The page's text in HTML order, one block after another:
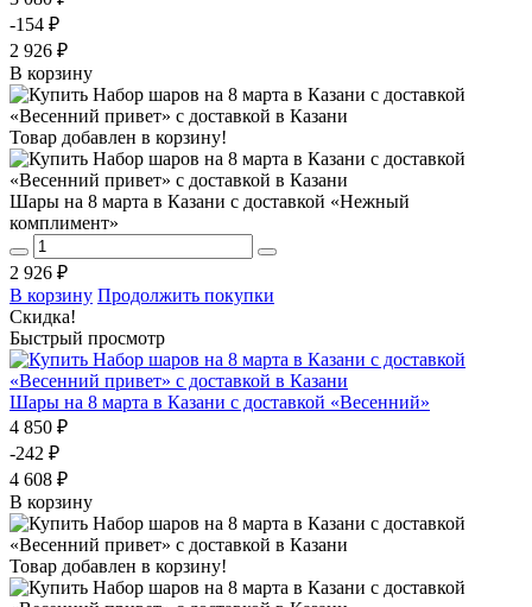
-154 ₽
2 926 ₽
В корзину
Товар добавлен в корзину!
Шары на 8 марта в Казани с доставкой «Нежный
комплимент»
2 926 ₽
В корзину Продолжить покупки
Скидка!
Быстрый просмотр
Шары на 8 марта в Казани с доставкой «Весенний»
4 850 ₽
-242 ₽
4 608 ₽
В корзину
Товар добавлен в корзину!